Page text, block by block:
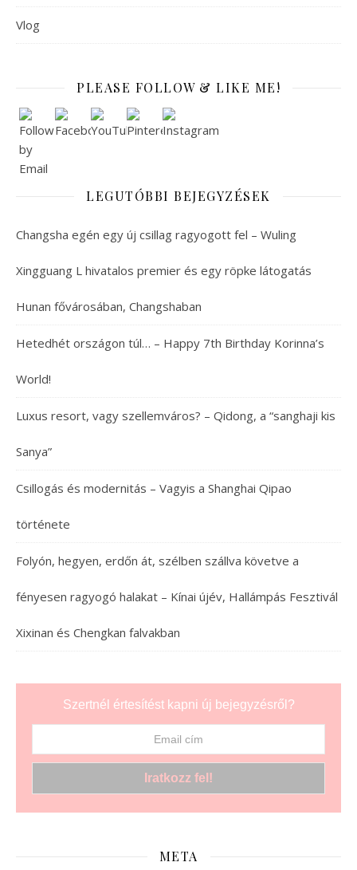
Vlog
PLEASE FOLLOW & LIKE ME!
LEGUTÓBBI BEJEGYZÉSEK
Changsha egén egy új csillag ragyogott fel – Wuling
Xingguang L hivatalos premier és egy röpke látogatás
Hunan fővárosában, Changshaban
Hetedhét országon túl… – Happy 7th Birthday Korinna’s
World!
Luxus resort, vagy szellemváros? – Qidong, a “sanghaji kis
Sanya”
Csillogás és modernitás – Vagyis a Shanghai Qipao
története
Folyón, hegyen, erdőn át, szélben szállva követve a
fényesen ragyogó halakat – Kínai újév, Hallámpás Fesztivál
Xixinan és Chengkan falvakban
Szertnél értesítést kapni új bejegyzésről?
META